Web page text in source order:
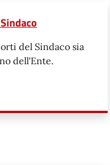
del Sindaco sia
dell'Ente.
di